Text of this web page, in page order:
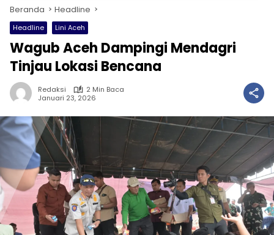
Beranda Headline
Headline Lini Aceh
Wagub Aceh Dampingi Mendagri
Tinjau Lokasi Bencana
Redaksi
2 Min Baca
Januari 23, 2026